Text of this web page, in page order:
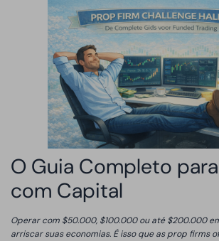
O Guia Completo
com Capital
Operar com $50.000, $100.000 ou até $200.000
arriscar suas economias. É isso que as prop firms